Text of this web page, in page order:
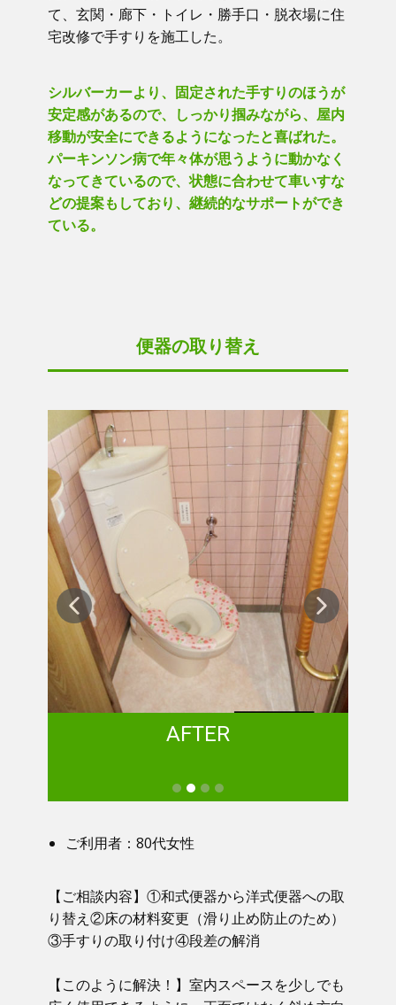
て、玄関・廊下・トイレ・勝手口・脱衣場に住
宅改修で手すりを施工した。
シルバーカーより、固定された手すりのほうが
安定感があるので、しっかり掴みながら、屋内
移動が安全にできるようになったと喜ばれた。
パーキンソン病で年々体が思うように動かなく
なってきているので、状態に合わせて車いすな
どの提案もしており、継続的なサポートができ
ている。
便器の取り替え
AFTER
ご利用者：80代女性
【ご相談内容】①​ 和式便器から洋式便器への取
り替え②床の材料変更（滑り止め防止のため）
③手すりの取り付け④段差の解消
【このように解決！】​​ 室内スペースを少しでも